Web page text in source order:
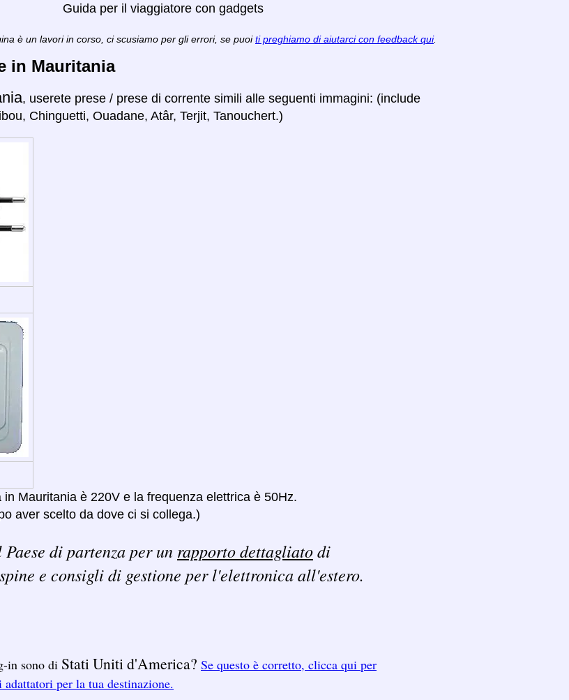
Guida per il viaggiatore con gadgets
è un lavori in corso, ci scusiamo per gli errori, se puoi ti preghiamo di aiutarci con feedback qui.
in Mauritania
, userete prese / prese di corrente simili alle seguenti immagini: (include
Chinguetti, Ouadane, Atâr, Terjit, Tanouchert.)
in Mauritania è 220V e la frequenza elettrica è 50Hz.
aver scelto da dove ci si collega.)
di partenza per un rapporto dettagliatodi
e consigli di gestione per l'elettronica all'estero.
in sono di Stati Uniti d'America? Se questo è corretto, clicca qui per
per la tua destinazione.